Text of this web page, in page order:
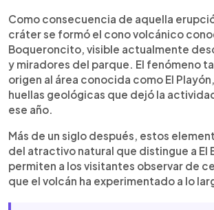
Como consecuencia de aquella
cráter se formó el cono volcánico
Boqueroncito, visible actualmente
y miradores del parque. El fenómeno
origen al área conocida como El
huellas geológicas que dejó la
ese año.
Más de un siglo después, estos
del atractivo natural que distingue a El
permiten a los visitantes observar de
que el volcán ha experimentado a lo